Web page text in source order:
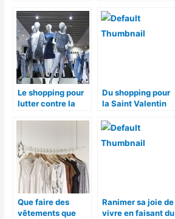
chez les hommes
Le shopping pour
lutter contre la
Du shopping pour
la Saint Valentin
Que faire des
vêtements que
Ranimer sa joie de
vivre en faisant du